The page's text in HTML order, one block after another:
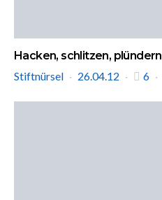
Hacken, schlitzen, plündern
Stiftnürsel
26.04.12 6